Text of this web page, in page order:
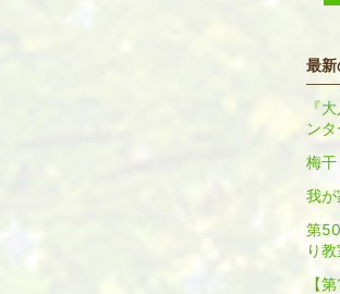
最
『
ンタ
梅干
我が
第
り
【